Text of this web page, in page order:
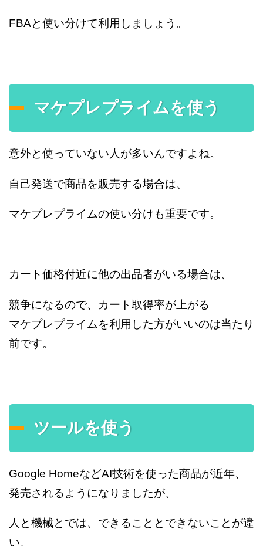
FBAと使い分けて利用しましょう。
マケプレプライムを使う
意外と使っていない人が多いんですよね。
自己発送で商品を販売する場合は、
マケプレプライムの使い分けも重要です。
カート価格付近に他の出品者がいる場合は、
競争になるので、カート取得率が上がる
マケプレプライムを利用した方がいいのは当たり
前です。
ツールを使う
Google HomeなどAI技術を使った商品が近年、
発売されるようになりましたが、
人と機械とでは、できることとできないことが違
い、